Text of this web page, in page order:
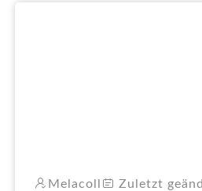
Melacoll
Zuletzt